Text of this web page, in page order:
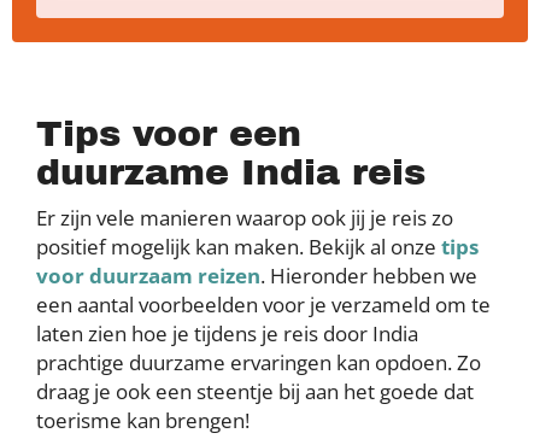
Tips voor een
duurzame India reis
Er zijn vele manieren waarop ook jij je reis zo
positief mogelijk kan maken. Bekijk al onze tips
voor duurzaam reizen. Hieronder hebben we
een aantal voorbeelden voor je verzameld om te
laten zien hoe je tijdens je reis door India
prachtige duurzame ervaringen kan opdoen. Zo
draag je ook een steentje bij aan het goede dat
toerisme kan brengen!